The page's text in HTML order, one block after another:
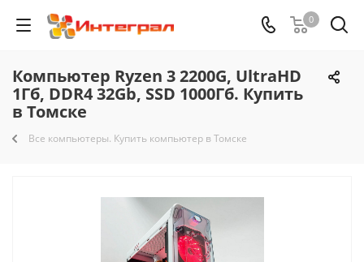
0
Компьютер Ryzen 3 2200G, UltraHD
1Гб, DDR4 32Gb, SSD 1000Гб. Купить
в Томске
Все компьютеры. Купить компьютер в Томске